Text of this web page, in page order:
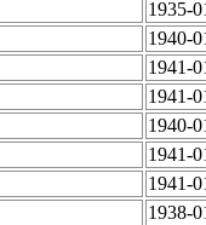
1935-
1940-
1941-
1941-
1940-
1941-
1941-
1938-